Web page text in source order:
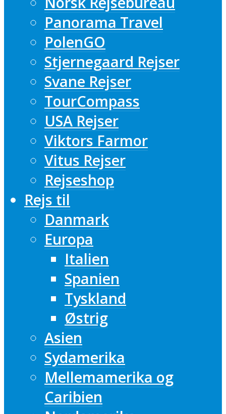
Panorama Travel
PolenGO
Stjernegaard Rejser
Svane Rejser
TourCompass
USA Rejser
Viktors Farmor
Vitus Rejser
Rejseshop
Rejs til
Danmark
Europa
Italien
Spanien
Tyskland
Østrig
Asien
Sydamerika
Mellemamerika og
Caribien